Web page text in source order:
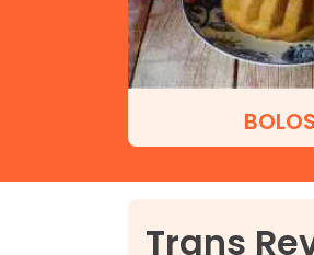
BOLOS
Trans